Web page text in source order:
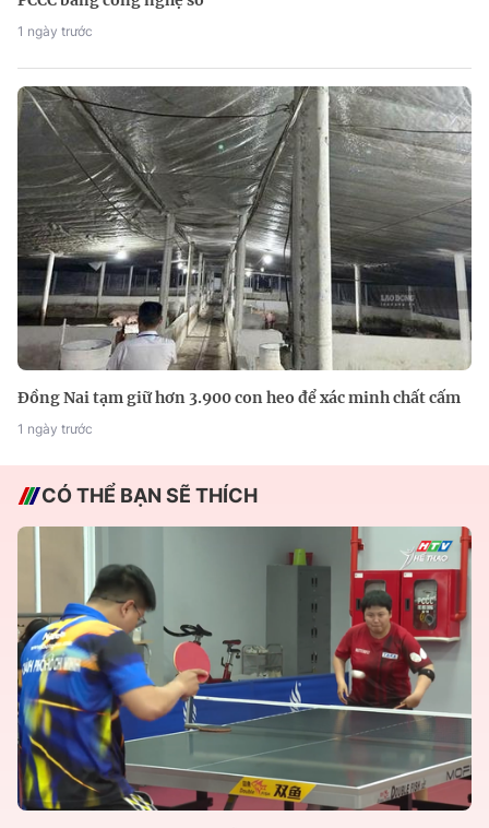
1 ngày trước
Đồng Nai tạm giữ hơn 3.900 con heo để xác minh chất cấm
1 ngày trước
CÓ THỂ BẠN SẼ THÍCH